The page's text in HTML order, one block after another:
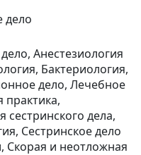
дело
Анестезиология
Бактериология,
дело, Лечебное
сестринского дела,
Сестринское дело
Скорая и неотложная